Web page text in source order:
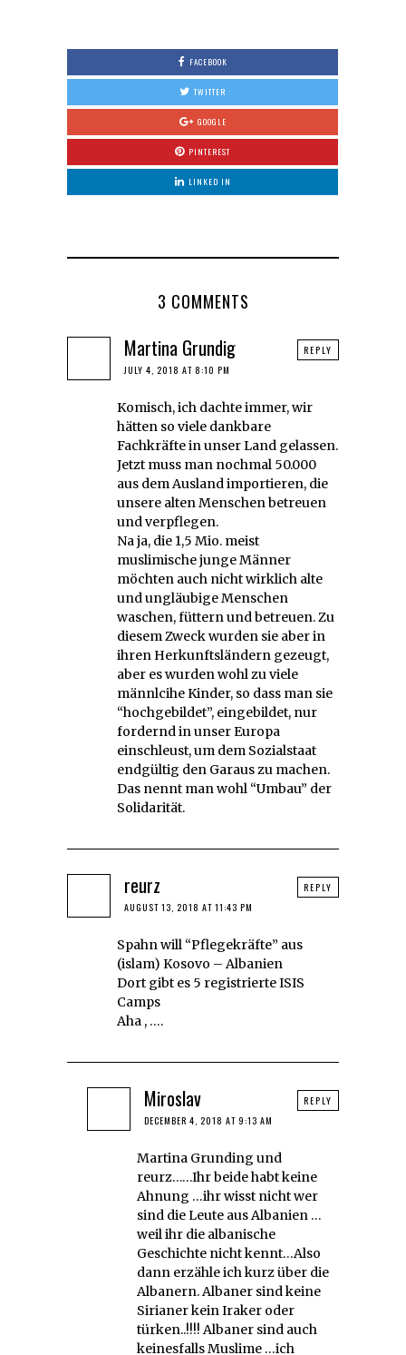
FACEBOOK
TWITTER
GOOGLE
PINTEREST
LINKED IN
3 COMMENTS
Martina Grundig
JULY 4, 2018 AT 8:10 PM
Komisch, ich dachte immer, wir
hätten so viele dankbare
Fachkräfte in unser Land gelassen.
Jetzt muss man nochmal 50.000
aus dem Ausland importieren, die
unsere alten Menschen betreuen
und verpflegen.
Na ja, die 1,5 Mio. meist
muslimische junge Männer
möchten auch nicht wirklich alte
und ungläubige Menschen
waschen, füttern und betreuen. Zu
diesem Zweck wurden sie aber in
ihren Herkunftsländern gezeugt,
aber es wurden wohl zu viele
männlcihe Kinder, so dass man sie
“hochgebildet”, eingebildet, nur
fordernd in unser Europa
einschleust, um dem Sozialstaat
endgültig den Garaus zu machen.
Das nennt man wohl “Umbau” der
Solidarität.
REPLY
reurz
AUGUST 13, 2018 AT 11:43 PM
Spahn will “Pflegekräfte” aus
(islam) Kosovo – Albanien
Dort gibt es 5 registrierte ISIS
Camps
Aha , ….
REPLY
Miroslav
DECEMBER 4, 2018 AT 9:13 AM
Martina Grunding und
reurz……Ihr beide habt keine
Ahnung …ihr wisst nicht wer
sind die Leute aus Albanien …
weil ihr die albanische
Geschichte nicht kennt…Also
dann erzähle ich kurz über die
Albanern. Albaner sind keine
Sirianer kein Iraker oder
türken..!!!! Albaner sind auch
keinesfalls Muslime …ich
REPLY